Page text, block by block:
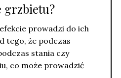
grzbietu?
prowadzi do ich
tego, że podczas
stania czy
co może prowadzić